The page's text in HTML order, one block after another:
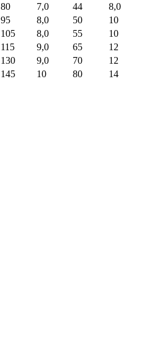
80 7,0 44
8,0
95 8,0 50
10
105 8,0 55
10
115 9,0 65
12
130 9,0 70
12
145 10 80 14